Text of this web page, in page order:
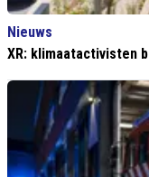
Nieuws
XR: klimaatactivisten